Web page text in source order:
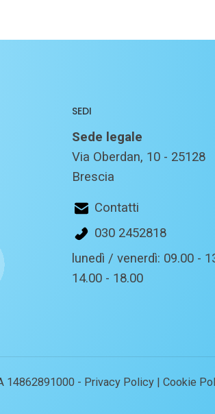
SEDI
Sede legale
Via Oberdan, 10 - 25128
Brescia
Contatti
030 2452818
lunedì / venerdì: 09.00 -
14.00 - 18.00
14862891000 - Privacy Policy | Cookie